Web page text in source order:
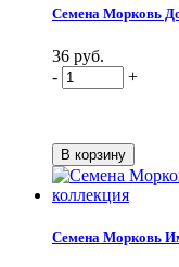
Семена Морковь
36 руб.
-
+
Семена Морковь